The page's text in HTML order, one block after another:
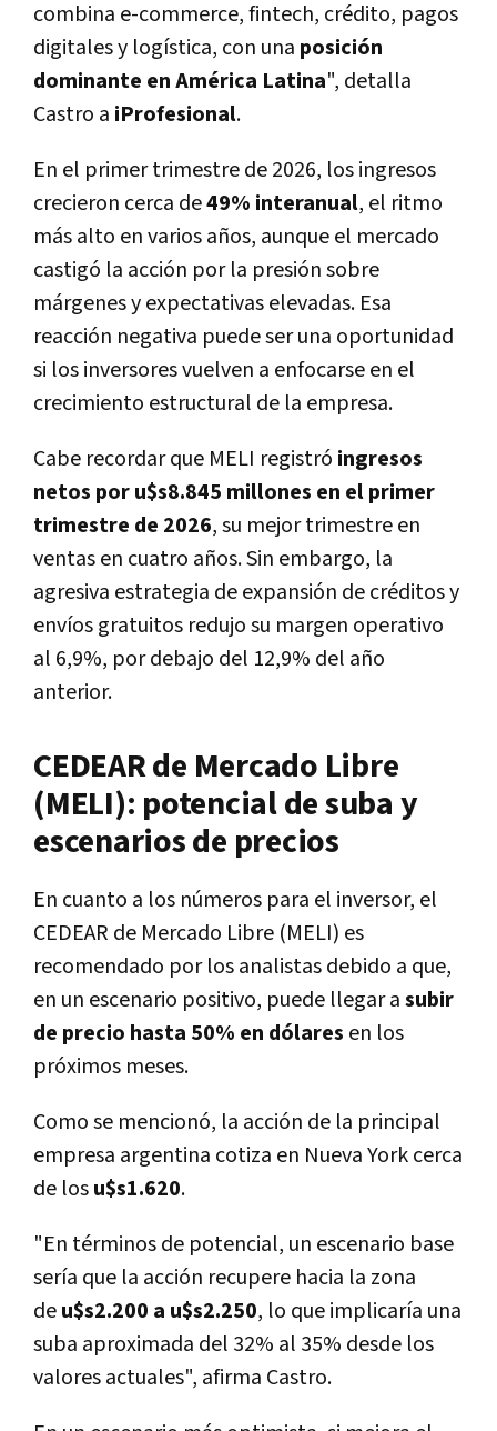
combina e-commerce, fintech, crédito, pagos
digitales y logística, con una posición
dominante en América Latina", detalla
Castro a iProfesional.
En el primer trimestre de 2026, los ingresos
crecieron cerca de49% interanual, el ritmo
más alto en varios años, aunque el mercado
castigó la acción por la presión sobre
márgenes y expectativas elevadas. Esa
reacción negativa puede ser una oportunidad
si los inversores vuelven a enfocarse en el
crecimiento estructural de la empresa.
Cabe recordar que MELI registró ingresos
netos por u$s8.845 millones en el primer
trimestre de 2026, su mejor trimestre en
ventas en cuatro años. Sin embargo, la
agresiva estrategia de expansión de créditos y
envíos gratuitos redujo su margen operativo
al 6,9%, por debajo del 12,9% del año
anterior.
CEDEAR de Mercado Libre
(MELI): potencial de suba y
escenarios de precios
En cuanto a los números para el inversor, el
CEDEAR de Mercado Libre (MELI) es
recomendado por los analistas debido a que,
en un escenario positivo, puede llegar asubir
de precio hasta 50% en dólares en los
próximos meses.
Como se mencionó, la acción de la principal
empresa argentina cotiza en Nueva York cerca
de losu$s1.620.
"En términos de potencial, un escenario base
sería que la acción recupere hacia la zona
deu$s2.200 a u$s2.250, lo que implicaría una
suba aproximada del 32% al 35% desde los
valores actuales", afirma Castro.